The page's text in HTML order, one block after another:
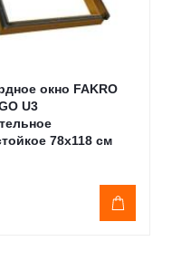
окно FAKRO
U3
78x118 см